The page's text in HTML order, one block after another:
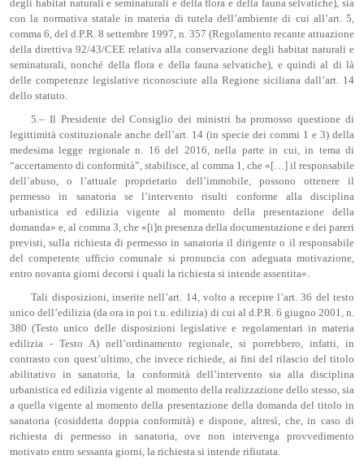
degli habitat naturali e seminaturali e della flora e della fauna selvatiche), sia
con la normativa statale in materia di tutela dell’ambiente di cui all’art. 5,
comma 6, del d.P.R. 8 settembre 1997, n. 357 (Regolamento recante attuazione
della direttiva 92/43/CEE relativa alla conservazione degli habitat naturali e
seminaturali, nonché della flora e della fauna selvatiche), e quindi al di là
delle competenze legislative riconosciute alla Regione siciliana dall’art. 14
dello statuto.
5.– Il Presidente del Consiglio dei ministri ha promosso questione di
legittimità costituzionale anche dell’art. 14 (in specie dei commi 1 e 3) della
medesima legge regionale n. 16 del 2016, nella parte in cui, in tema di
“accertamento di conformità”, stabilisce, al comma 1, che «[…] il responsabile
dell’abuso, o l’attuale proprietario dell’immobile, possono ottenere il
permesso in sanatoria se l’intervento risulti conforme alla disciplina
urbanistica ed edilizia vigente al momento della presentazione della
domanda» e, al comma 3, che «[i]n presenza della documentazione e dei pareri
previsti, sulla richiesta di permesso in sanatoria il dirigente o il responsabile
del competente ufficio comunale si pronuncia con adeguata motivazione,
entro novanta giorni decorsi i quali la richiesta si intende assentita».
Tali disposizioni, inserite nell’art. 14, volto a recepire l’art. 36 del testo
unico dell’edilizia (da ora in poi t.u. edilizia) di cui al d.P.R. 6 giugno 2001, n.
380 (Testo unico delle disposizioni legislative e regolamentari in materia
edilizia - Testo A) nell’ordinamento regionale, si porrebbero, infatti, in
contrasto con quest’ultimo, che invece richiede, ai fini del rilascio del titolo
abilitativo in sanatoria, la conformità dell’intervento sia alla disciplina
urbanistica ed edilizia vigente al momento della realizzazione dello stesso, sia
a quella vigente al momento della presentazione della domanda del titolo in
sanatoria (cosiddetta doppia conformità) e dispone, altresì, che, in caso di
richiesta di permesso in sanatoria, ove non intervenga provvedimento
motivato entro sessanta giorni, la richiesta si intende rifiutata.